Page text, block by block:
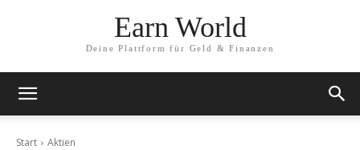
Earn World
Deine Plattform für Geld & Finanzen
Start Aktien